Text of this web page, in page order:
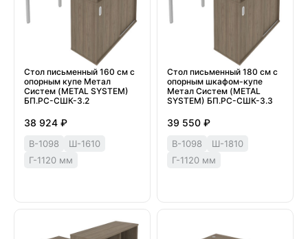
Стол письменный 160 см с
опорным купе Метал
Систем (METAL SYSTEM)
БП.РС-СШК-3.2
38 924 ₽
В-1098
Ш-1610
Г-1120 мм
Стол письменный 180 см с
опорным шкафом-купе
Метал Систем (METAL
SYSTEM) БП.РС-СШК-3.3
39 550 ₽
В-1098
Ш-1810
Г-1120 мм